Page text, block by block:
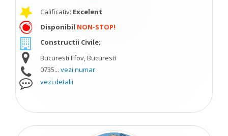
Calificativ: Excelent
Disponibil NON-STOP!
Constructii Civile;
Bucuresti Ilfov, Bucuresti
0735... vezi numar
vezi detalii